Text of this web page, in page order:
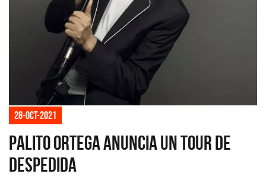
28-oct-2021
Palito Ortega anuncia un tour de
despedida